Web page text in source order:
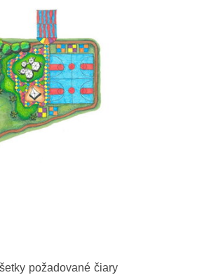
požadované čiary